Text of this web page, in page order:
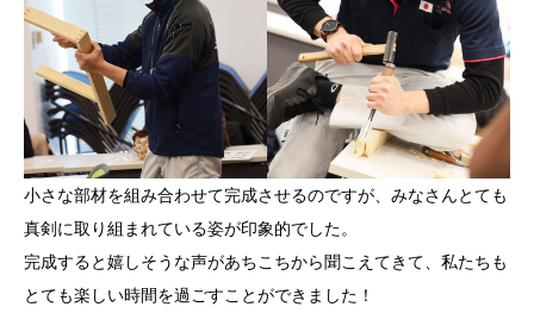
小さな部材を組み合わせて完成させるのですが、みなさんとても
真剣に取り組まれている姿が印象的でした。
完成すると嬉しそうな声があちこちから聞こえてきて、私たちも
とても楽しい時間を過ごすことができました！